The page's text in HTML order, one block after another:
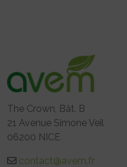
The Crown, Bât. B
21 Avenue Simone Veil
06200 NICE
contact@avem.fr